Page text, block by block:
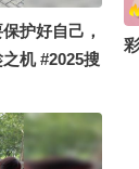
护好自己，
机 #2025搜